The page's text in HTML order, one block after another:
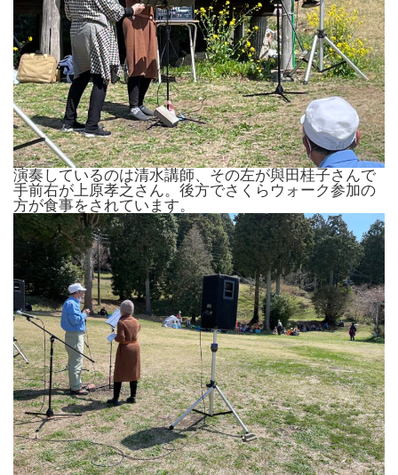
演奏しているのは清水講師、その左が與田桂子さんで
手前右が上原孝之さん。後方でさくらウォーク参加の
方が食事をされています。